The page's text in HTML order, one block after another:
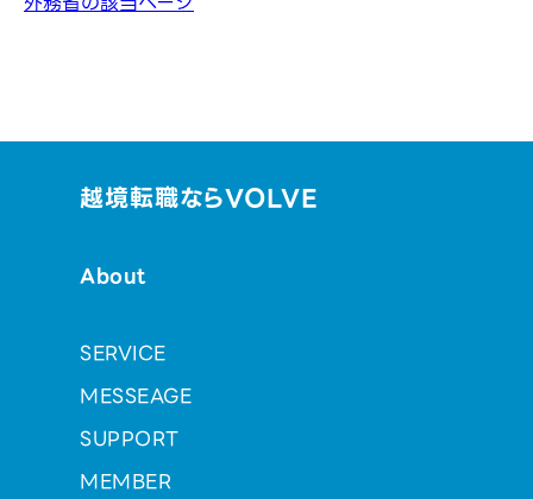
越境転職ならVOLVE
About
SERVICE
MESSEAGE
SUPPORT
MEMBER